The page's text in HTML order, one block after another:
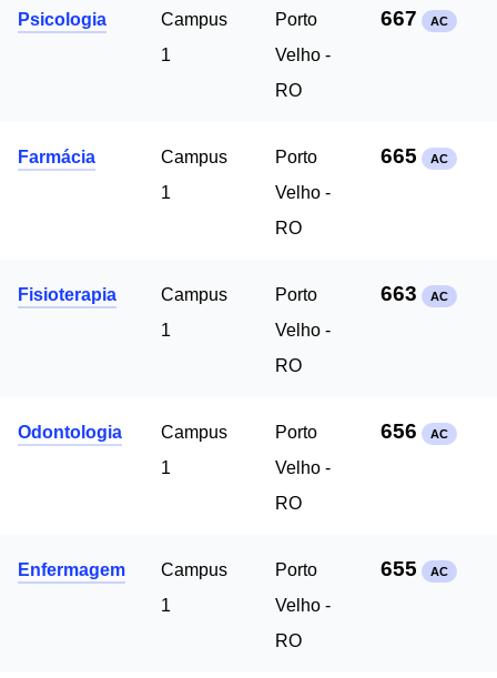
Psicologia
Campus
1
Porto
Velho -
RO
667 AC
Farmácia
Campus
1
Porto
Velho -
RO
665 AC
Fisioterapia
Campus
1
Porto
Velho -
RO
663 AC
Odontologia
Campus
1
Porto
Velho -
RO
656 AC
Enfermagem
Campus
1
Porto
Velho -
RO
655 AC